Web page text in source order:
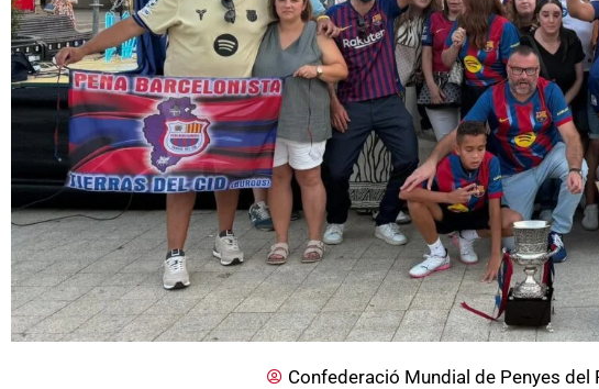
Confederació Mundial de Penyes del